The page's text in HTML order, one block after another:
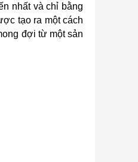
nhất và chỉ bằng
tạo ra một cách
đợi từ một sản